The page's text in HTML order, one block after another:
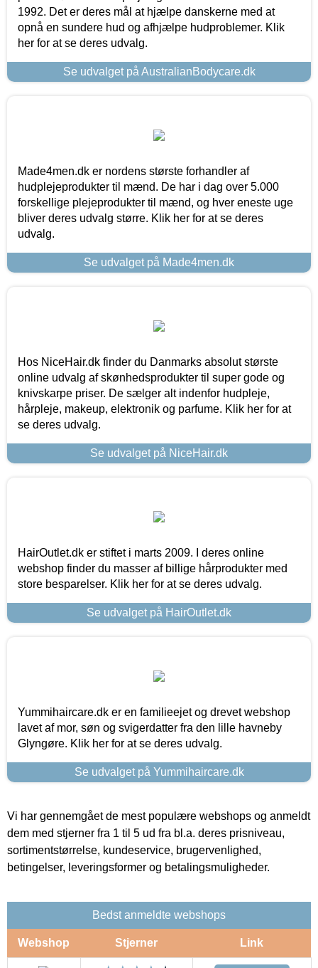
1992. Det er deres mål at hjælpe danskerne med at
opnå en sundere hud og afhjælpe hudproblemer. Klik
her for at se deres udvalg.
Se udvalget på AustralianBodycare.dk
Made4men.dk er nordens største forhandler af
hudplejeprodukter til mænd. De har i dag over 5.000
forskellige plejeprodukter til mænd, og hver eneste uge
bliver deres udvalg større. Klik her for at se deres
udvalg.
Se udvalget på Made4men.dk
Hos NiceHair.dk finder du Danmarks absolut største
online udvalg af skønhedsprodukter til super gode og
knivskarpe priser. De sælger alt indenfor hudpleje,
hårpleje, makeup, elektronik og parfume. Klik her for at
se deres udvalg.
Se udvalget på NiceHair.dk
HairOutlet.dk er stiftet i marts 2009. I deres online
webshop finder du masser af billige hårprodukter med
store besparelser. Klik her for at se deres udvalg.
Se udvalget på HairOutlet.dk
Yummihaircare.dk er en familieejet og drevet webshop
lavet af mor, søn og svigerdatter fra den lille havneby
Glyngøre. Klik her for at se deres udvalg.
Se udvalget på Yummihaircare.dk
Vi har gennemgået de mest populære webshops og anmeldt
dem med stjerner fra 1 til 5 ud fra bl.a. deres prisniveau,
sortimentstørrelse, kundeservice, brugervenlighed,
betingelser, leveringsformer og betalingsmuligheder.
Bedst anmeldte webshops
Webshop Stjerner Link